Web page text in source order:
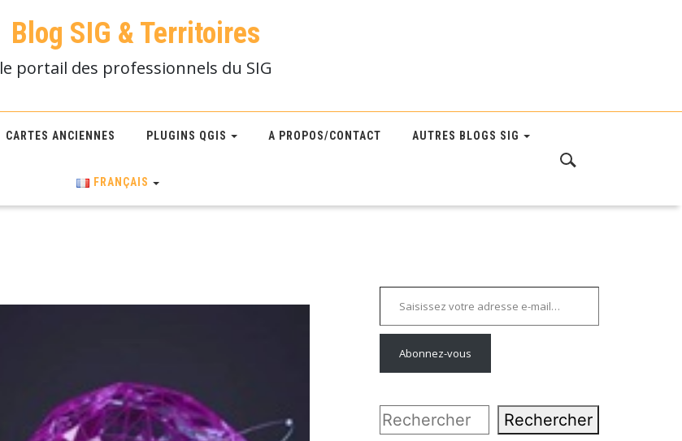
Blog SIG & Territoires
le portail des professionnels du SIG
CARTES ANCIENNES PLUGINS QGIS A PROPOS/CONTACT AUTRES BLOGS SIG
FRANÇAIS
Saisissez votre adresse e-mail…
Abonnez-vous
Rechercher Rechercher